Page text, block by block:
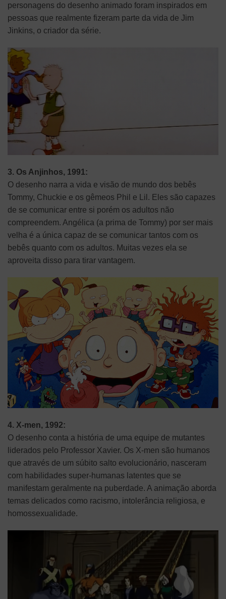
personagens do desenho animado foram inspirados em
pessoas que realmente fizeram parte da vida de Jim
Jinkins, o criador da série.
3. Os Anjinhos, 1991:
O desenho narra a vida e visão de mundo dos bebês
Tommy, Chuckie e os gêmeos Phil e Lil. Eles são capazes
de se comunicar entre si porém os adultos não
compreendem. Angélica (a prima de Tommy) por ser mais
velha é a única capaz de se comunicar tantos com os
bebês quanto com os adultos. Muitas vezes ela se
aproveita disso para tirar vantagem.
4. X-men, 1992:
O desenho conta a história de uma equipe de mutantes
liderados pelo Professor Xavier. Os X-men são humanos
que através de um súbito salto evolucionário, nasceram
com habilidades super-humanas latentes que se
manifestam geralmente na puberdade. A animação aborda
temas delicados como racismo, intolerância religiosa, e
homossexualidade.